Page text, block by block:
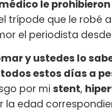
le
trípode que le robé a
el periodista
y ustedes lo
estos días a
por mi stent,
la edad